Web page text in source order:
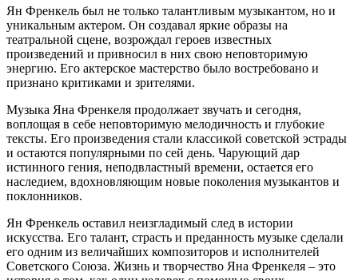
Ян Френкель был не только талантливым музыкантом, но и
уникальным актером. Он создавал яркие образы на
театральной сцене, возрождал героев известных
произведений и привносил в них свою неповторимую
энергию. Его актерское мастерство было востребовано и
признано критиками и зрителями.
Музыка Яна Френкеля продолжает звучать и сегодня,
воплощая в себе неповторимую мелодичность и глубокие
тексты. Его произведения стали классикой советской эстрады
и остаются популярными по сей день. Чарующий дар
истинного гения, неподвластный времени, остается его
наследием, вдохновляющим новые поколения музыкантов и
поклонников.
Ян Френкель оставил неизгладимый след в истории
искусства. Его талант, страсть и преданность музыке сделали
его одним из величайших композиторов и исполнителей
Советского Союза. Жизнь и творчество Яна Френкеля – это